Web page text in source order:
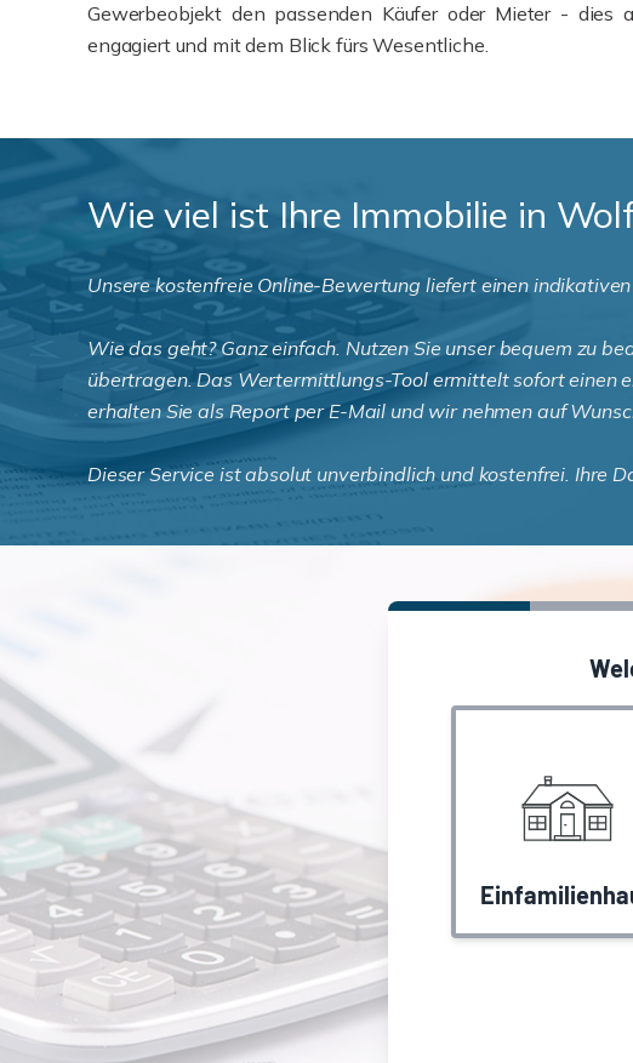
Gewerbeobjekt den passenden Käufer oder Mieter - dies
engagiert und mit dem Blick fürs Wesentliche.
Wie viel ist Ihre Immobilie in
Unsere kostenfreie Online-Bewertung liefert einen
Wie das geht? Ganz einfach. Nutzen Sie unser bequem zu
übertragen. Das Wertermittlungs-Tool ermittelt sofort einen
erhalten Sie als Report per E-Mail und wir nehmen auf
Dieser Service ist absolut unverbindlich und kostenfrei. Ihre